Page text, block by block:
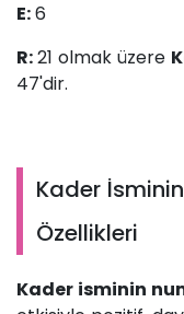
E:6
R:21 olmak üzere
47'dir.
Kader
Özellikleri
Kader isminin